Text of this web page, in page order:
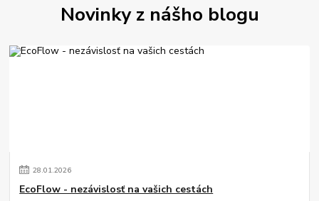
Novinky z nášho blogu
28.01.2026
EcoFlow - nezávislosť na vašich cestách